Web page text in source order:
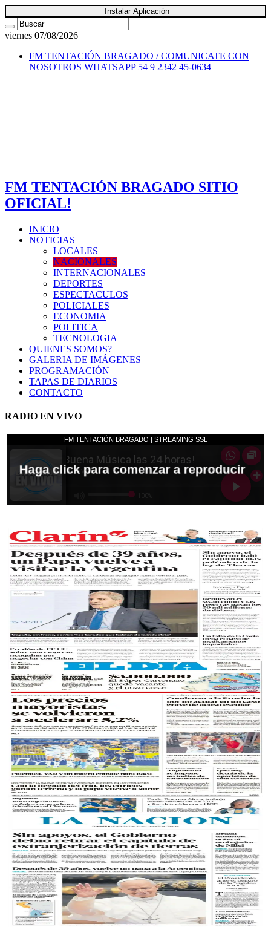
Instalar Aplicación
viernes 07/08/2026
FM TENTACIÓN BRAGADO / COMUNICATE CON
NOSOTROS WHATSAPP 54 9 2342 45-0634
FM TENTACIÓN BRAGADO SITIO
OFICIAL!
INICIO
NOTICIAS
LOCALES
NACIONALES
INTERNACIONALES
DEPORTES
ESPECTACULOS
POLICIALES
ECONOMIA
POLITICA
TECNOLOGIA
QUIENES SOMOS?
GALERIA DE IMÁGENES
PROGRAMACIÓN
TAPAS DE DIARIOS
CONTACTO
RADIO EN VIVO